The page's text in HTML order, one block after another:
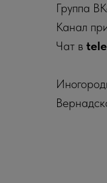
Группа
Канал
Чат в